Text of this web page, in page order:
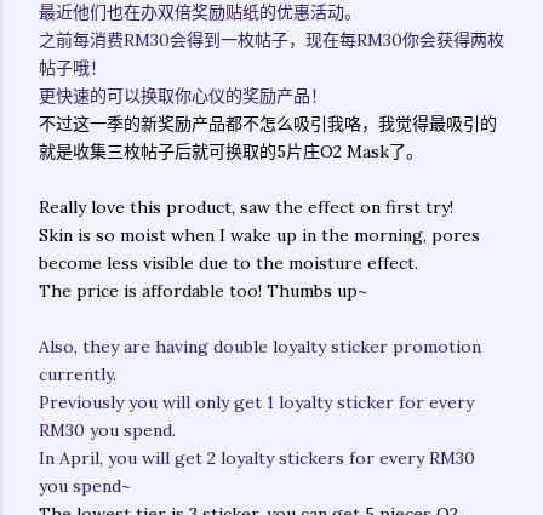
最近他们也在办双倍奖励贴纸的优惠活动。
之前每消费RM30会得到一枚帖子，现在每RM30你会获得两枚
帖子哦！
更快速的可以换取你心仪的奖励产品！
不过这一季的新奖励产品都不怎么吸引我咯，我觉得最吸引的
就是收集三枚帖子后就可换取的5片庄O2 Mask了。
Really love this product, saw the effect on first try!
Skin is so moist when I wake up in the morning, pores
become less visible due to the moisture effect.
The price is affordable too! Thumbs up~
Also, they are having double loyalty sticker promotion
currently.
Previously you will only get 1 loyalty sticker for every
RM30 you spend.
In April, you will get 2 loyalty stickers for every RM30
you spend~